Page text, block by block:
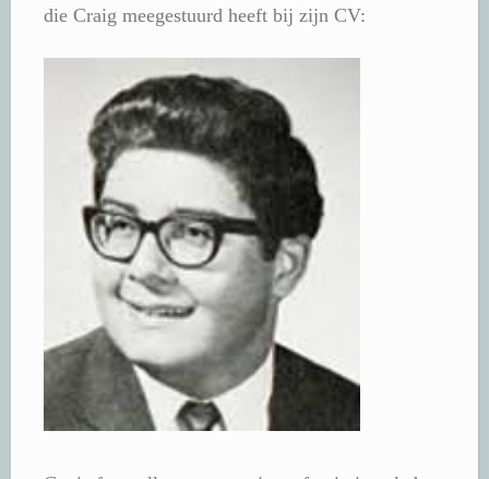
die Craig meegestuurd heeft bij zijn CV: